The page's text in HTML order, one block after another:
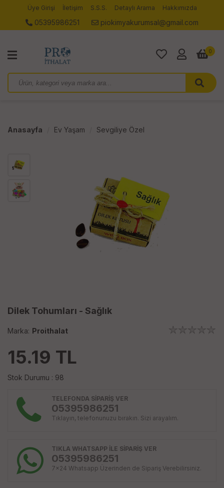
Üye Girişi İletişim S.S.S. Detaylı Arama Hakkımızda
05395986251 piokimyakurumsal@gmail.com
0
Anasayfa Ev Yaşam Sevgiliye Özel
Dilek Tohumları - Sağlık
Marka: Proithalat
15.19 TL
Stok Durumu : 98
TELEFONDA SİPARİŞ VER
05395986251
Tıklayın, telefonunuzu bırakın. Sizi arayalım.
TIKLA WHATSAPP İLE SİPARİŞ VER
05395986251
7x24 Whatsapp Üzerinden de Sipariş Verebilirsiniz.